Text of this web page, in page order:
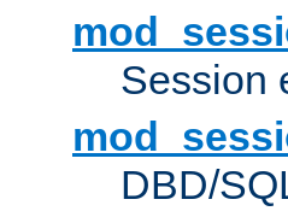
Session
DBD/